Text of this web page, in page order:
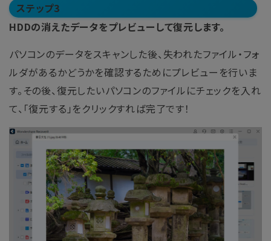
ステップ3
HDDの消えたデータをプレビューして復元します。
パソコンのデータをスキャンした後、失われたファイル・フォ
ルダがあるかどうかを確認するためにプレビューを行いま
す。その後、復元したいパソコンのファイルにチェックを入れ
て、「復元する」をクリックすれば完了です！